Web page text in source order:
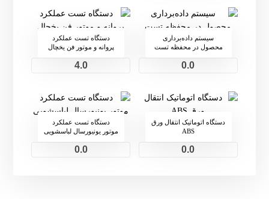
سیستم داده‌برداری
محصول در محفظه تست
0.0
دستگاه تست عملکرد
پروانه و موتور فن یخچال
4.0
دستگاه اتوماتیک انتقال ورق
ABS
0.0
دستگاه تست عملکرد
موتور یونیورسال لباسشویی
0.0